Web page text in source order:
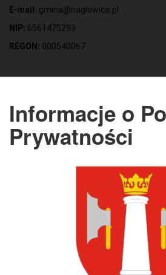
E-mail: gmina@naglowice.pl
NIP: 6561475293
REGON: 000540067
Adres:ul. Mikołaja Reja 9, 28-362
NIP:6562213721
REGON:
KONTO BANKOWE:
Bank Spółdzielczy Kielce o/Nagłowice
46 84930004 0110 0100 0332 0097
Rachunek odpady komunalne:
44 8493 0004 0110 0100 0332 0133
Godziny pracy
Informacje o
Prywatności